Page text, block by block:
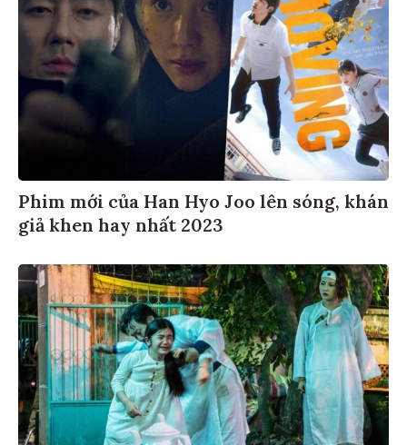
Phim mới của Han Hyo Joo lên sóng, khán
giả khen hay nhất 2023